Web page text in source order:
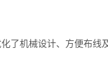
了机械设计、方便布